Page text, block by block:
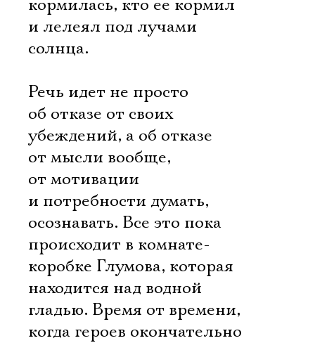
кормилась, кто ее кормил
и лелеял под лучами
солнца.
Речь идет не просто
об отказе от своих
убеждений, а об отказе
от мысли вообще,
от мотивации
и потребности думать,
осознавать. Все это пока
происходит в комнате-
коробке Глумова, которая
находится над водной
гладью. Время от времени,
когда героев окончательно
Электропочта
Имя